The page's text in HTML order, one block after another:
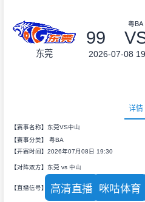
东莞
粤BA
99
2026-07-08
详情
【赛事名称】东莞VS中山
【赛事分类】 粤BA
【开赛时间】2026年07月08日 19:30
【对阵双方】东莞 vs 中山
【直播信号】 高清直播 咪咕体育